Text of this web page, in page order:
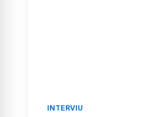
INTERVIU